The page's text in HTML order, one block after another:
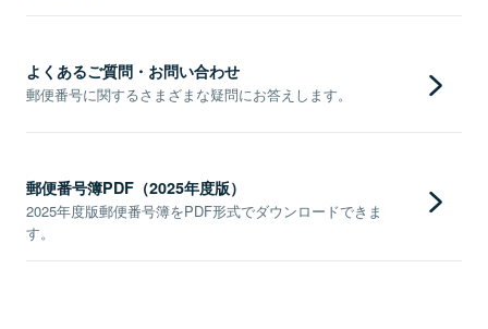
よくあるご質問・お問い合わせ
郵便番号に関するさまざまな疑問にお答えします。
郵便番号簿PDF（2025年度版）
2025年度版郵便番号簿をPDF形式でダウンロードできま
す。